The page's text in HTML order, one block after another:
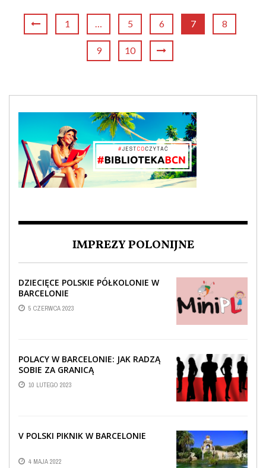
1 … 5 6 7 8
9 10
IMPREZY POLONIJNE
DZIECIĘCE POLSKIE PÓŁKOLONIE W
BARCELONIE
5 CZERWCA 2023
POLACY W BARCELONIE: JAK RADZĄ
SOBIE ZA GRANICĄ
10 LUTEGO 2023
V POLSKI PIKNIK W BARCELONIE
4 MAJA 2022